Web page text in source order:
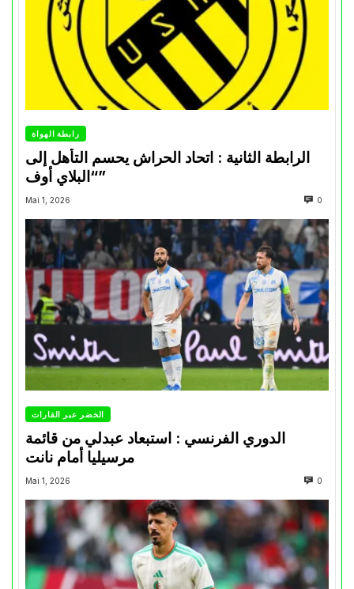
رابطة الهواة
الرابطة الثانية : اتحاد الحراش يحسم التأهل إلى
“البلاي أوف”
Mai 1, 2026 0
الخضر عبر القارات
الدوري الفرنسي : استبعاد عبدلي من قائمة
مرسيليا أمام نانت
Mai 1, 2026 0